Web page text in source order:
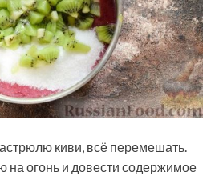
киви, всё перемешать.
на огонь и довести содержимое